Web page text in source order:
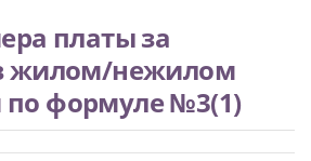
платы за
жилом/нежилом
формуле №3(1)